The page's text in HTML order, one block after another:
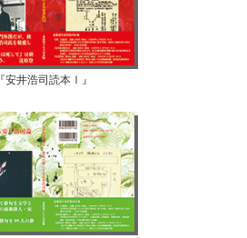
『安井浩司読本Ⅰ』